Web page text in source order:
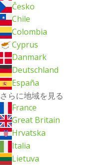
Česko
Chile
Colombia
Cyprus
Danmark
Deutschland
España
さらに地域を見る
France
Great Britain
Hrvatska
Italia
Lietuva